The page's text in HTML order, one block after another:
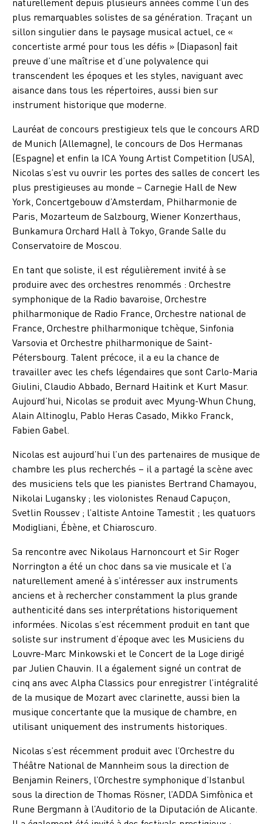
plus remarquables solistes de sa génération. Traçant un
sillon singulier dans le paysage musical actuel, ce «
concertiste armé pour tous les défis » (Diapason) fait
preuve d’une maîtrise et d’une polyvalence qui
transcendent les époques et les styles, naviguant avec
aisance dans tous les répertoires, aussi bien sur
instrument historique que moderne.
Lauréat de concours prestigieux tels que le concours ARD
de Munich (Allemagne), le concours de Dos Hermanas
(Espagne) et enfin la ICA Young Artist Competition (USA),
Nicolas s’est vu ouvrir les portes des salles de concert les
plus prestigieuses au monde – Carnegie Hall de New
York, Concertgebouw d’Amsterdam, Philharmonie de
Paris, Mozarteum de Salzbourg, Wiener Konzerthaus,
Bunkamura Orchard Hall à Tokyo, Grande Salle du
Conservatoire de Moscou.
En tant que soliste, il est régulièrement invité à se
produire avec des orchestres renommés : Orchestre
symphonique de la Radio bavaroise, Orchestre
philharmonique de Radio France, Orchestre national de
France, Orchestre philharmonique tchèque, Sinfonia
Varsovia et Orchestre philharmonique de Saint-
Pétersbourg. Talent précoce, il a eu la chance de
travailler avec les chefs légendaires que sont Carlo-Maria
Giulini, Claudio Abbado, Bernard Haitink et Kurt Masur.
Aujourd’hui, Nicolas se produit avec Myung-Whun Chung,
Alain Altinoglu, Pablo Heras Casado, Mikko Franck,
Fabien Gabel.
Nicolas est aujourd’hui l’un des partenaires de musique de
chambre les plus recherchés – il a partagé la scène avec
des musiciens tels que les pianistes Bertrand Chamayou,
Nikolai Lugansky ; les violonistes Renaud Capuçon,
Svetlin Roussev ; l’altiste Antoine Tamestit ; les quatuors
Modigliani, Ébène, et Chiaroscuro.
Sa rencontre avec Nikolaus Harnoncourt et Sir Roger
Norrington a été un choc dans sa vie musicale et l’a
naturellement amené à s’intéresser aux instruments
anciens et à rechercher constamment la plus grande
authenticité dans ses interprétations historiquement
informées. Nicolas s’est récemment produit en tant que
soliste sur instrument d’époque avec les Musiciens du
Louvre-Marc Minkowski et le Concert de la Loge dirigé
par Julien Chauvin. Il a également signé un contrat de
cinq ans avec Alpha Classics pour enregistrer l’intégralité
de la musique de Mozart avec clarinette, aussi bien la
musique concertante que la musique de chambre, en
utilisant uniquement des instruments historiques.
Nicolas s’est récemment produit avec l’Orchestre du
Théâtre National de Mannheim sous la direction de
Benjamin Reiners, l’Orchestre symphonique d’Istanbul
sous la direction de Thomas Rösner, l’ADDA Simfònica et
Rune Bergmann à l’Auditorio de la Diputación de Alicante.